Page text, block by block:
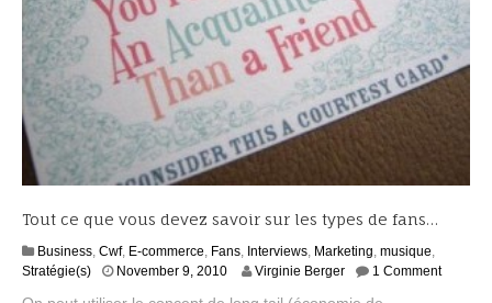
Tout ce que vous devez savoir sur les types de fans…
Business, Cwf, E-commerce, Fans, Interviews, Marketing, musique,
Stratégie(s)
November 9, 2010A
Virginie Berger 1 Comment